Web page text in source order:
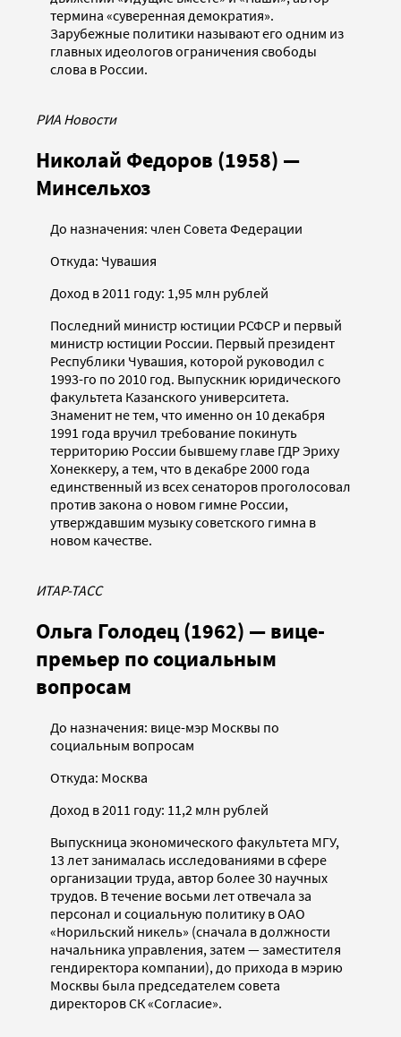
термина «суверенная демократия».
Зарубежные политики называют его одним из
главных идеологов ограничения свободы
слова в России.
РИА Новости
Николай Федоров (1958) —
Минсельхоз
До назначения: член Совета Федерации
Откуда: Чувашия
Доход в 2011 году: 1,95 млн рублей
Последний министр юстиции РСФСР и первый
министр юстиции России. Первый президент
Республики Чувашия, которой руководил с
1993-го по 2010 год. Выпускник юридического
факультета Казанского университета.
Знаменит не тем, что именно он 10 декабря
1991 года вручил требование покинуть
территорию России бывшему главе ГДР Эриху
Хонеккеру, а тем, что в декабре 2000 года
единственный из всех сенаторов проголосовал
против закона о новом гимне России,
утверждавшим музыку советского гимна в
новом качестве.
ИТАР-ТАСС
Ольга Голодец (1962) — вице-
премьер по социальным
вопросам
До назначения: вице-мэр Москвы по
социальным вопросам
Откуда: Москва
Доход в 2011 году: 11,2 млн рублей
Выпускница экономического факультета МГУ,
13 лет занималась исследованиями в сфере
организации труда, автор более 30 научных
трудов. В течение восьми лет отвечала за
персонал и социальную политику в ОАО
«Норильский никель» (сначала в должности
начальника управления, затем — заместителя
гендиректора компании), до прихода в мэрию
Москвы была председателем совета
директоров СК «Согласие».